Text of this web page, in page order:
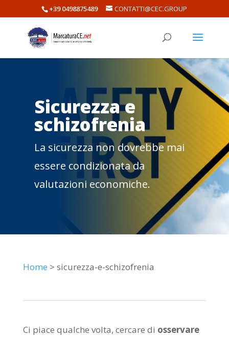
+39 0498875489 CONTATTI@CEC.GROUP
Sicurezza e
schizofrenia
La sicurezza non dovrebbe mai
essere condizionata da
valutazioni economiche.
Home > sicurezza-e-schizofrenia
Ci piace qualche volta, cercare di osservare